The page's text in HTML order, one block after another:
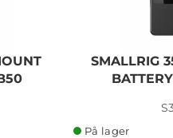
SMALLRIG
På lager